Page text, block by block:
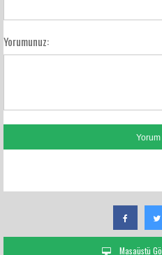
Yorumunuz:
Masaüstü